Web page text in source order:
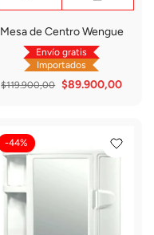
Mesa de Centro Wengue
Envío gratis
Importados
$119.900,00 $89.900,00
-44%